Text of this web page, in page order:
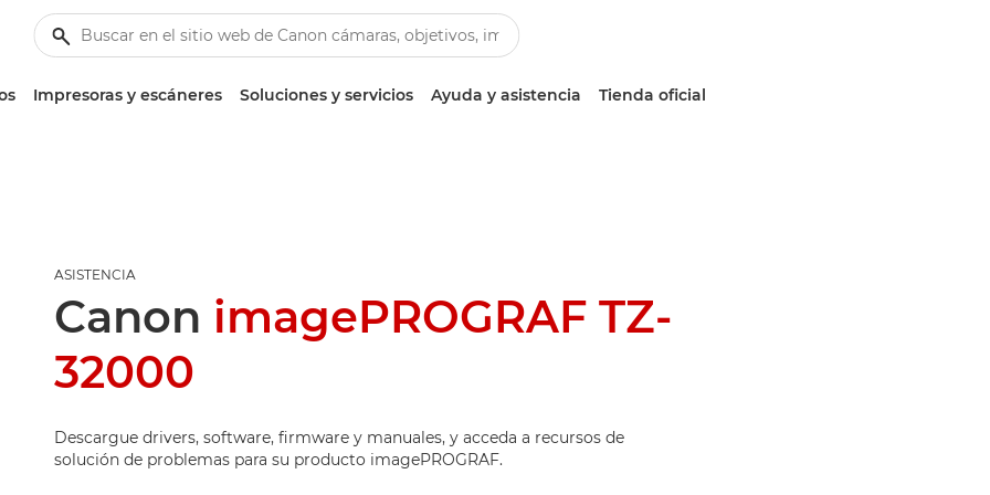
Impresoras y escáneres Soluciones y servicios Ayuda y asistencia Tienda oficial
ASISTENCIA
Canon imagePROGRAF TZ-
32000
Descargue drivers, software, firmware y manuales, y acceda a recursos de
solución de problemas para su producto imagePROGRAF.